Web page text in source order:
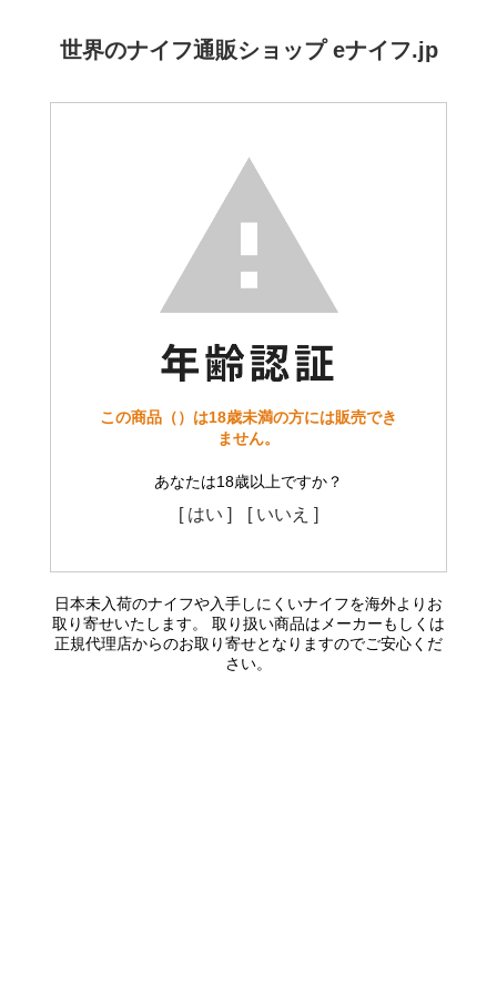
世界のナイフ通販ショップ eナイフ.jp
この商品（）は18歳未満の方には販売でき
ません。
あなたは18歳以上ですか？
[ はい ] [ いいえ ]
日本未入荷のナイフや入手しにくいナイフを海外よりお
取り寄せいたします。 取り扱い商品はメーカーもしくは
正規代理店からのお取り寄せとなりますのでご安心くだ
さい。